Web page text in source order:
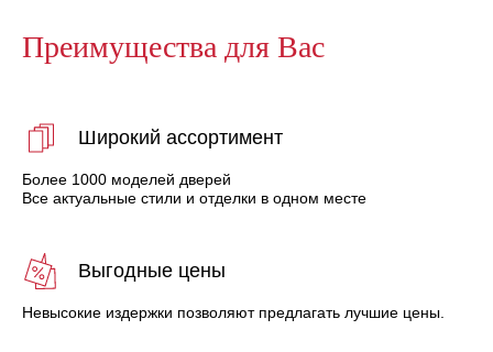
Преимущества для Вас
Широкий ассортимент
Более 1000 моделей дверей
Все актуальные стили и отделки в одном месте
Выгодные цены
Невысокие издержки позволяют предлагать лучшие цены.